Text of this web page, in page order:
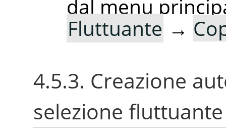
dal menu
Fluttuante →
4.5.3. Creazione
selezione fluttuante